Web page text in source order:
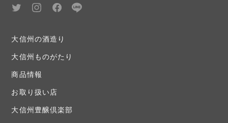
大信州の酒造り
大信州ものがたり
商品情報
お取り扱い店
大信州豊醸倶楽部